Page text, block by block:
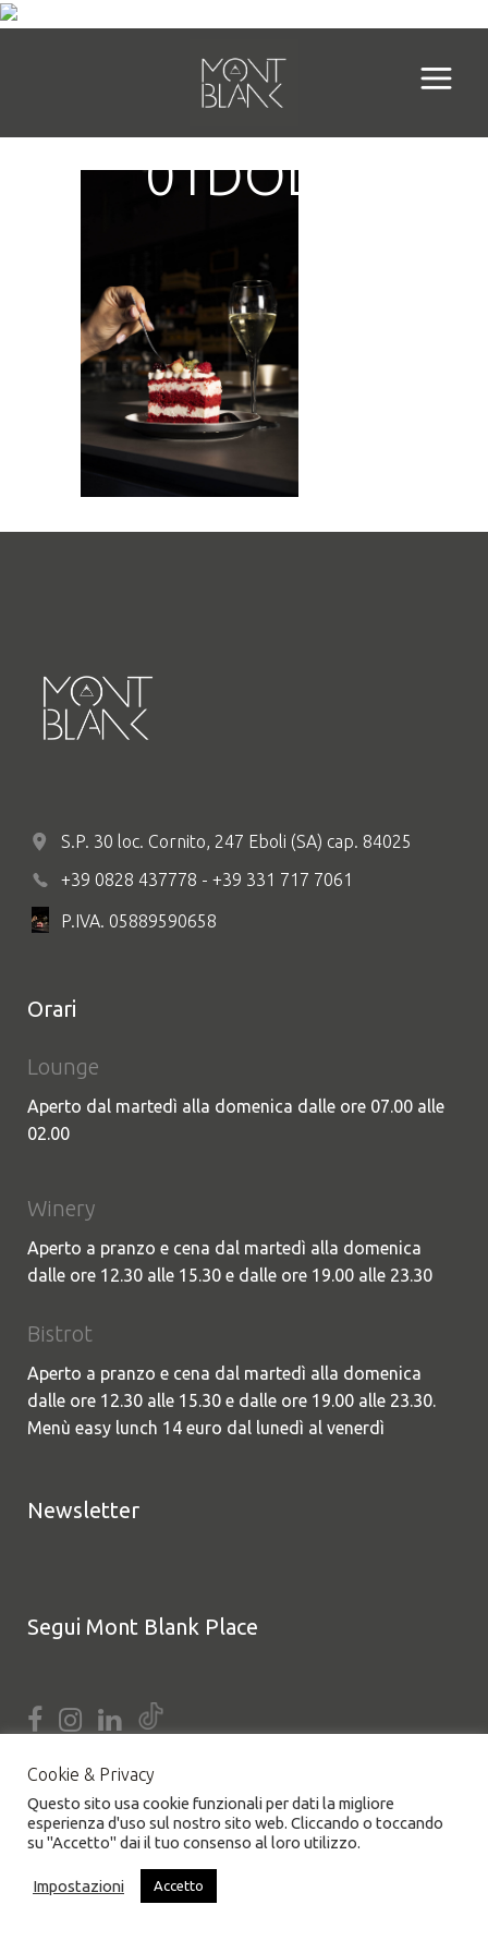
01DOLC
S.P. 30 loc. Cornito, 247 Eboli (SA) cap. 84025
+39 0828 437778 - +39 331 717 7061
P.IVA. 05889590658
Orari
Lounge
Aperto dal martedì alla domenica dalle ore 07.00 alle
02.00
Winery
Aperto a pranzo e cena dal martedì alla domenica
dalle ore 12.30 alle 15.30 e dalle ore 19.00 alle 23.30
Bistrot
Aperto a pranzo e cena dal martedì alla domenica
dalle ore 12.30 alle 15.30 e dalle ore 19.00 alle 23.30.
Menù easy lunch 14 euro dal lunedì al venerdì
Newsletter
Segui Mont Blank Place
Cookie & Privacy
Questo sito usa cookie funzionali per dati la migliore
esperienza d'uso sul nostro sito web. Cliccando o toccando
su "Accetto" dai il tuo consenso al loro utilizzo.
Impostazioni Accetto